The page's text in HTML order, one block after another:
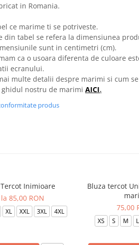
in Romania.
ce marime ti se potriveste.
din tabel se refera la dimensiunea
sunt in centimetri (cm).
ca o usoara diferenta de culoare
ecranului.
multe detalii despre marimi si cum
nostru de marimi AICI.
produs
Inimioare
85,00 RON
XL XXL 3XL 4XL
Bluza tercot
75,00
XS S M L